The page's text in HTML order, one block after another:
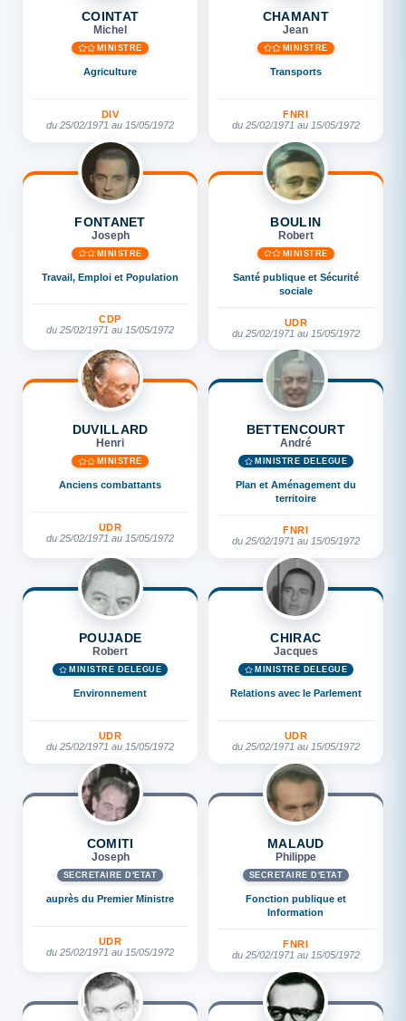
COINTAT
Michel
MINISTRE
Agriculture
DIV
du 25/02/1971 au 15/05/1972
CHAMANT
Jean
MINISTRE
Transports
FNRI
du 25/02/1971 au 15/05/1972
FONTANET
Joseph
MINISTRE
Travail, Emploi et Population
CDP
du 25/02/1971 au 15/05/1972
BOULIN
Robert
MINISTRE
Santé publique et Sécurité
sociale
UDR
du 25/02/1971 au 15/05/1972
DUVILLARD
Henri
MINISTRE
Anciens combattants
UDR
du 25/02/1971 au 15/05/1972
BETTENCOURT
André
MINISTRE DÉLÉGUÉ
Plan et Aménagement du
territoire
FNRI
du 25/02/1971 au 15/05/1972
POUJADE
Robert
MINISTRE DÉLÉGUÉ
Environnement
UDR
du 25/02/1971 au 15/05/1972
CHIRAC
Jacques
MINISTRE DÉLÉGUÉ
Relations avec le Parlement
UDR
du 25/02/1971 au 15/05/1972
COMITI
Joseph
SECRÉTAIRE D'ETAT
auprès du Premier Ministre
UDR
du 25/02/1971 au 15/05/1972
MALAUD
Philippe
SECRÉTAIRE D'ETAT
Fonction publique et
Information
FNRI
du 25/02/1971 au 15/05/1972